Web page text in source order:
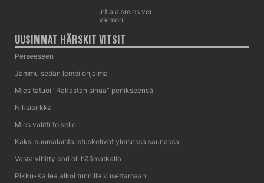
Intialaismies vei
vaimoni
UUSIMMAT HÄRSKIT VITSIT
Perseeseen
Jammu sedän lempi ohjelma
Mies tatuoi ”Rakastan sinua” penikseensä
Niksipirkka
Mies valitti toiselle
Kaksi suomalaista istuskelivat yleisessä saunassa
Vasta vihitty pari oli häämatkalla
Pikku-Kallea alkoi tunnilla kusettamaan